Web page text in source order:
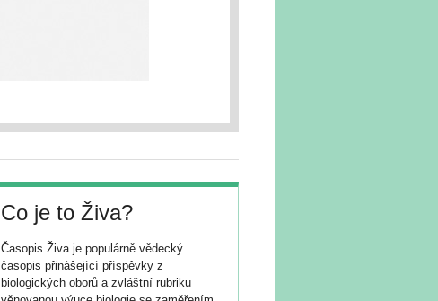
Co je to Živa?
Časopis Živa je populárně vědecký
časopis přinášející příspěvky z
biologických oborů a zvláštní rubriku